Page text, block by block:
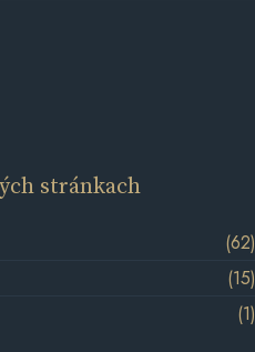
stránkach
(62)
(15)
(1)